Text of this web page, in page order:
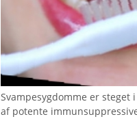
Svampesygdomme er
af potente